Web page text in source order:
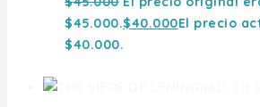
$45.000.$40.000El precio
$40.000.